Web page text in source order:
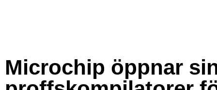
Microchip öppnar